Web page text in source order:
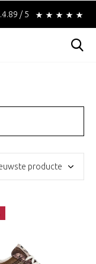
Gratis verzending
4.89 / 5